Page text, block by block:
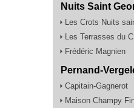
Nuits Saint
Les Crots Nuits
Les Terrasses du
Frédéric Magnien
Pernand-
Capitain-Gagnerot
Maison Champy